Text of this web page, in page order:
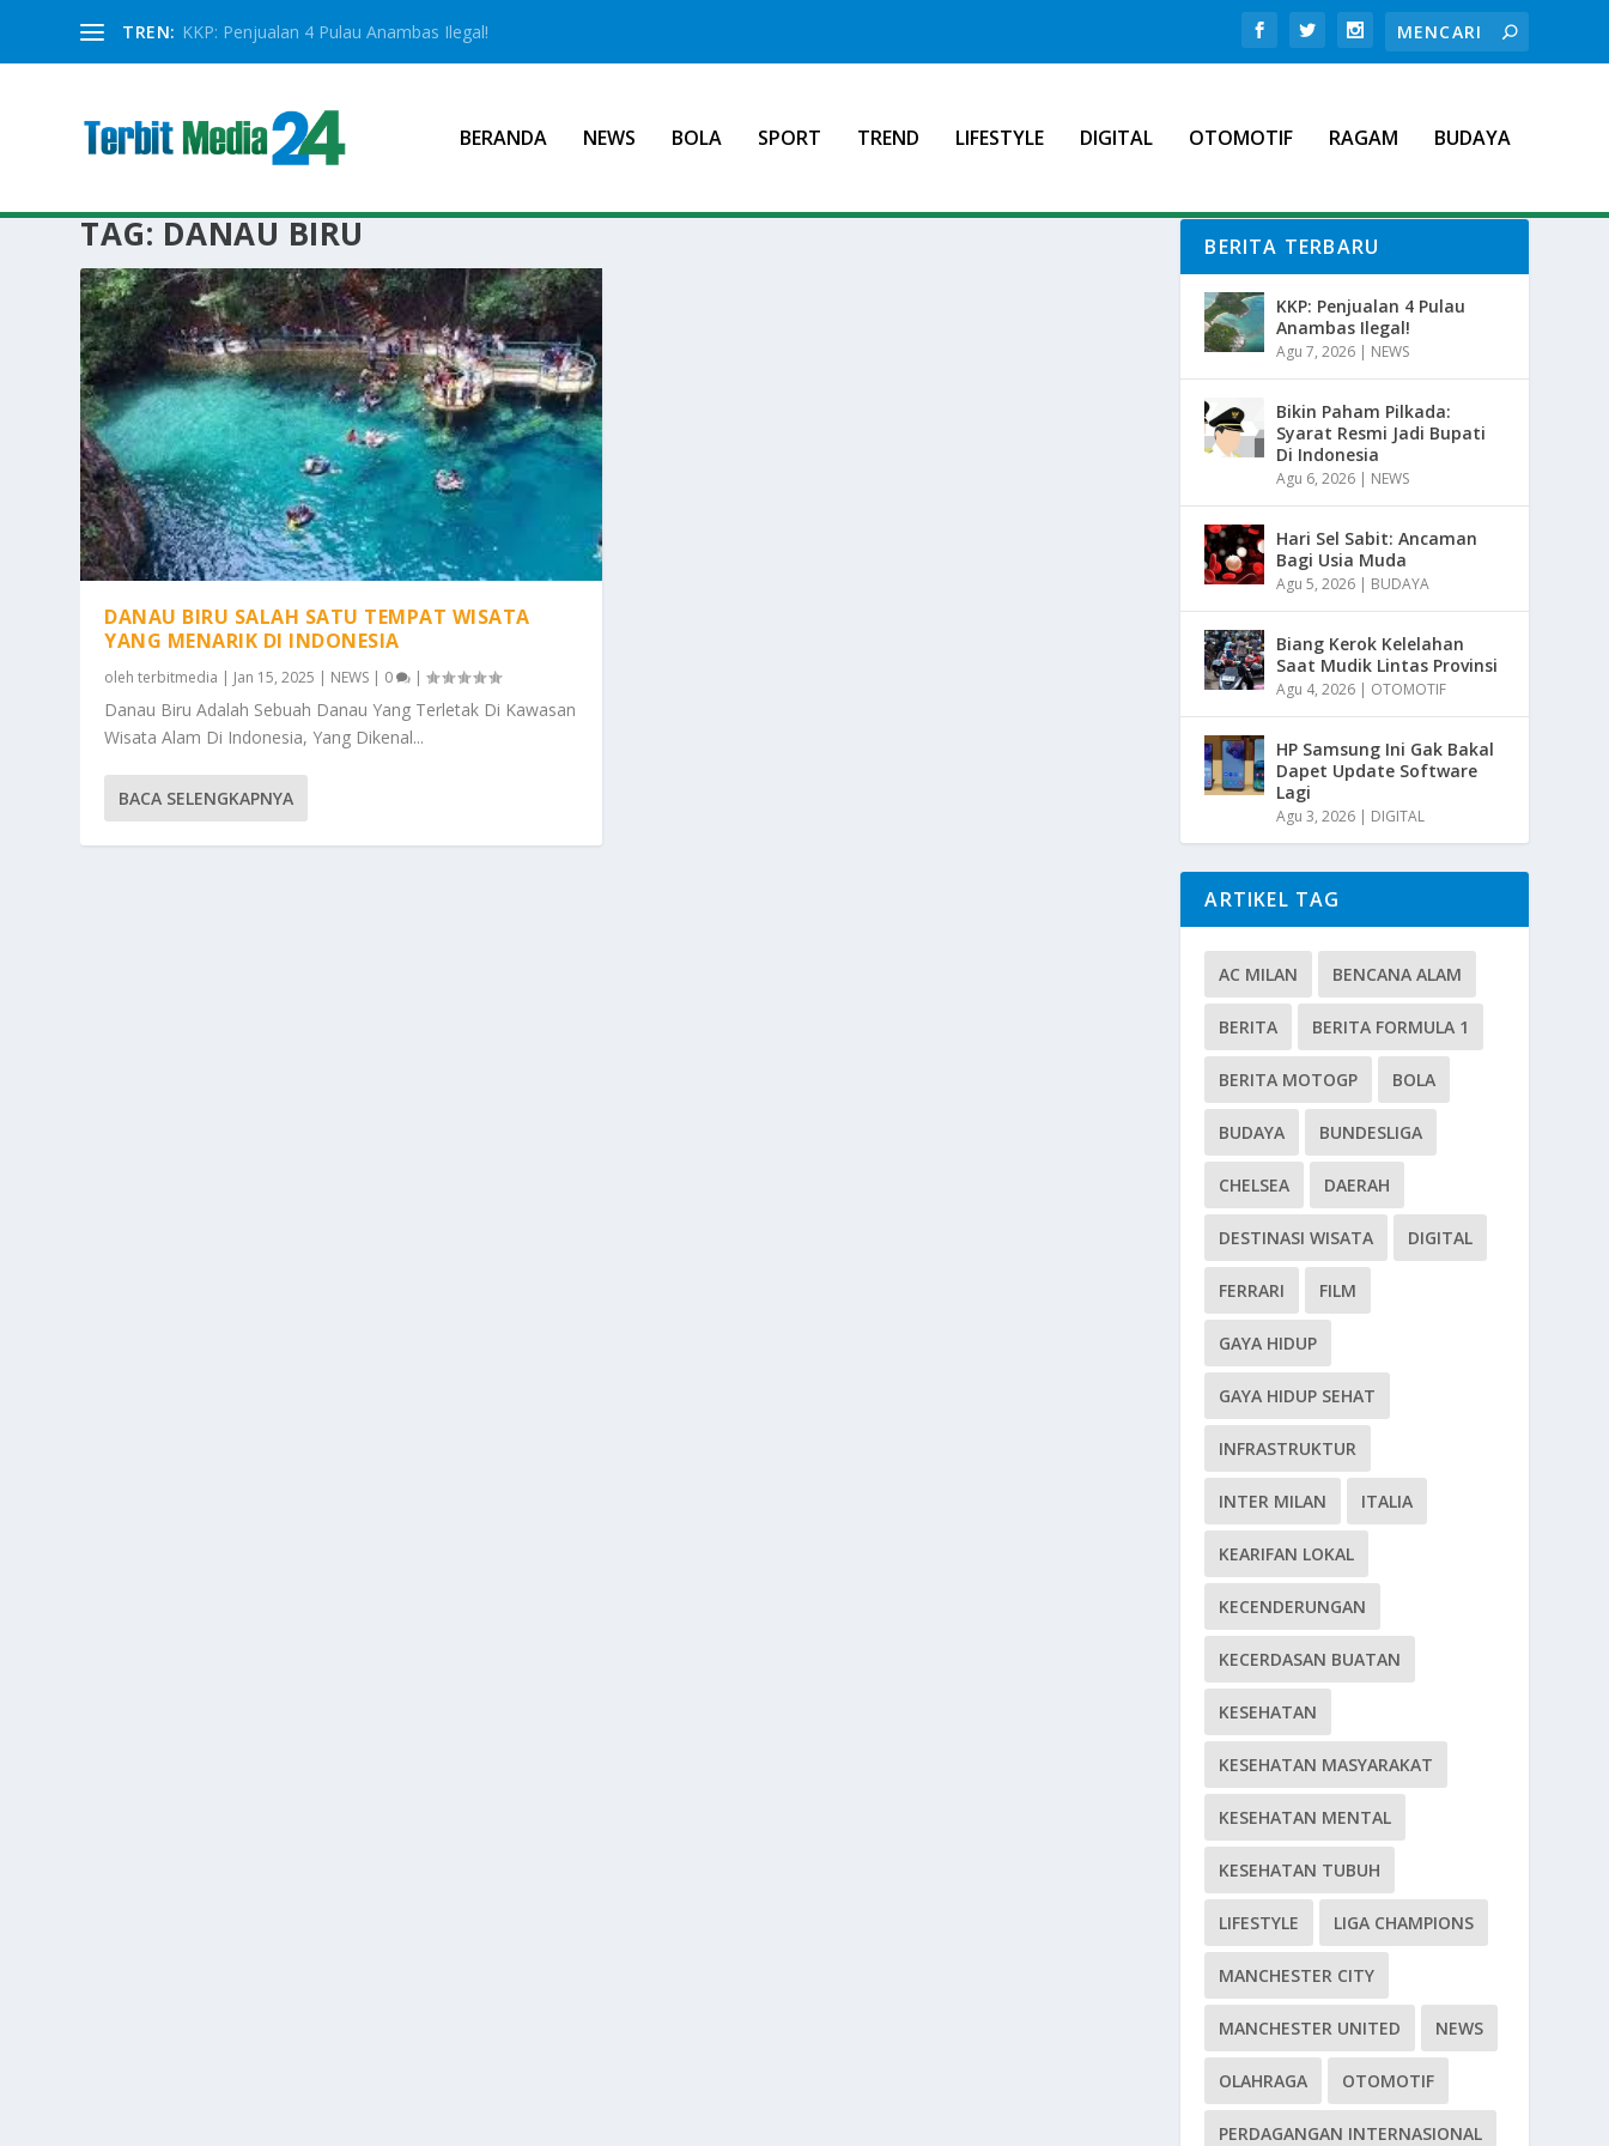
TREN: KKP: Penjualan 4 Pulau Anambas Ilegal!
BERANDA NEWS BOLA SPORT TREND LIFESTYLE DIGITAL OTOMOTIF RAGAM BUDAYA
TAG: DANAU BIRU
DANAU BIRU SALAH SATU TEMPAT WISATA
YANG MENARIK DI INDONESIA
olehterbitmedia | Jan 15, 2025 | NEWS | 0 |
Danau Biru Adalah Sebuah Danau Yang Terletak Di Kawasan
Wisata Alam Di Indonesia, Yang Dikenal...
BACA SELENGKAPNYA
BERITA TERBARU
KKP: Penjualan 4 Pulau
Anambas Ilegal!
Agu 7, 2026 | NEWS
Bikin Paham Pilkada:
Syarat Resmi Jadi Bupati
Di Indonesia
Agu 6, 2026 | NEWS
Hari Sel Sabit: Ancaman
Bagi Usia Muda
Agu 5, 2026 | BUDAYA
Biang Kerok Kelelahan
Saat Mudik Lintas Provinsi
Agu 4, 2026 | OTOMOTIF
HP Samsung Ini Gak Bakal
Dapet Update Software
Lagi
Agu 3, 2026 | DIGITAL
ARTIKEL TAG
AC MILAN BENCANA ALAM
BERITA BERITA FORMULA 1
BERITA MOTOGP BOLA
BUDAYA BUNDESLIGA
CHELSEA DAERAH
DESTINASI WISATA DIGITAL
FERRARI FILM
GAYA HIDUP
GAYA HIDUP SEHAT
INFRASTRUKTUR
INTER MILAN ITALIA
KEARIFAN LOKAL
KECENDERUNGAN
KECERDASAN BUATAN
KESEHATAN
KESEHATAN MASYARAKAT
KESEHATAN MENTAL
KESEHATAN TUBUH
LIFESTYLE LIGA CHAMPIONS
MANCHESTER CITY
MANCHESTER UNITED NEWS
OLAHRAGA OTOMOTIF
PERDAGANGAN INTERNASIONAL